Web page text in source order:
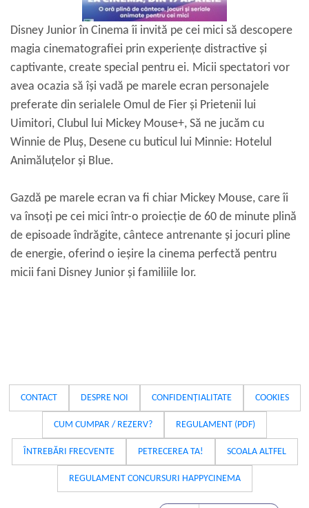
Disney Junior în Cinema îi invită pe cei mici să descopere
magia cinematografiei prin experiențe distractive și
captivante, create special pentru ei. Micii spectatori vor
avea ocazia să își vadă pe marele ecran personajele
preferate din serialele Omul de Fier și Prietenii lui
Uimitori, Clubul lui Mickey Mouse+, Să ne jucăm cu
Winnie de Pluș, Desene cu buticul lui Minnie: Hotelul
Animăluțelor și Blue.
Gazdă pe marele ecran va fi chiar Mickey Mouse, care îi
va însoți pe cei mici într-o proiecție de 60 de minute plină
de episoade îndrăgite, cântece antrenante și jocuri pline
de energie, oferind o ieșire la cinema perfectă pentru
micii fani Disney Junior și familiile lor.
CONTACT DESPRE NOI CONFIDENȚIALITATE COOKIES
CUM CUMPAR / REZERV? REGULAMENT (PDF)
ÎNTREBĂRI FRECVENTE PETRECEREA TA! SCOALA ALTFEL
REGULAMENT CONCURSURI HAPPYCINEMA